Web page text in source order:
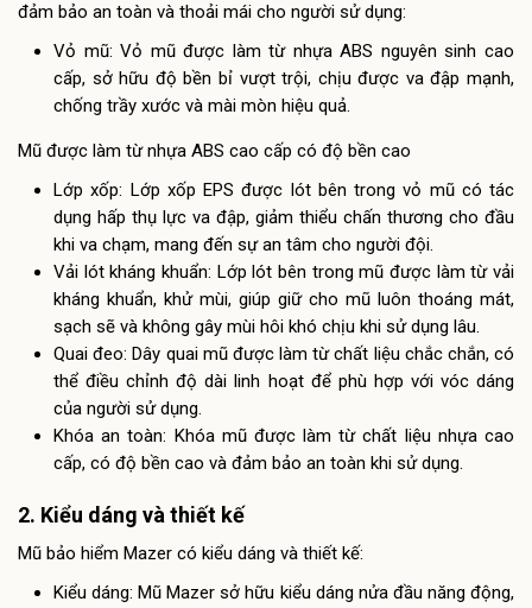
đảm bảo an toàn và thoải mái cho người sử dụng:
Vỏ mũ: Vỏ mũ được làm từ nhựa ABS nguyên sinh cao
cấp, sở hữu độ bền bỉ vượt trội, chịu được va đập mạnh,
chống trầy xước và mài mòn hiệu quả.
Mũ được làm từ nhựa ABS cao cấp có độ bền cao
Lớp xốp: Lớp xốp EPS được lót bên trong vỏ mũ có tác
dụng hấp thụ lực va đập, giảm thiểu chấn thương cho đầu
khi va chạm, mang đến sự an tâm cho người đội.
Vải lót kháng khuẩn: Lớp lót bên trong mũ được làm từ vải
kháng khuẩn, khử mùi, giúp giữ cho mũ luôn thoáng mát,
sạch sẽ và không gây mùi hôi khó chịu khi sử dụng lâu.
Quai đeo: Dây quai mũ được làm từ chất liệu chắc chắn, có
thể điều chỉnh độ dài linh hoạt để phù hợp với vóc dáng
của người sử dụng.
Khóa an toàn: Khóa mũ được làm từ chất liệu nhựa cao
cấp, có độ bền cao và đảm bảo an toàn khi sử dụng.
2. Kiểu dáng và thiết kế
Mũ bảo hiểm Mazer có kiểu dáng và thiết kế:
Kiểu dáng: Mũ Mazer sở hữu kiểu dáng nửa đầu năng động,